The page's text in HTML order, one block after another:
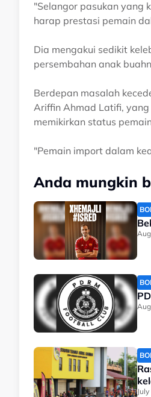
"Selangor pasukan yang
harap prestasi pemain
Dia mengakui sedikit
persembahan anak
Berdepan masalah
Ariffin Ahmad Latifi,
memikirkan status
"Pemain import dalam
Anda mungkin